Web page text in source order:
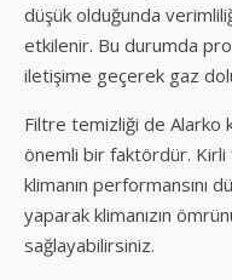
düşük olduğunda
etkilenir. Bu durumda
iletişime geçerek gaz
Filtre temizliği de Alarko
önemli bir faktördür. Kirli
klimanın performansını
yaparak klimanızın
sağlayabilirsiniz.